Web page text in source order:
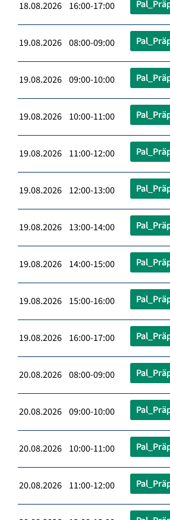
18.08.2026 16:00-17:00
19.08.2026 08:00-09:00
19.08.2026 09:00-10:00
19.08.2026 10:00-11:00
19.08.2026 11:00-12:00
19.08.2026 12:00-13:00
19.08.2026 13:00-14:00
19.08.2026 14:00-15:00
19.08.2026 15:00-16:00
19.08.2026 16:00-17:00
20.08.2026 08:00-09:00
20.08.2026 09:00-10:00
20.08.2026 10:00-11:00
20.08.2026 11:00-12:00